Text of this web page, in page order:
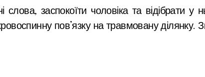
слова, заспокоїти чоловіка та відібрати
пов’язку на травмовану